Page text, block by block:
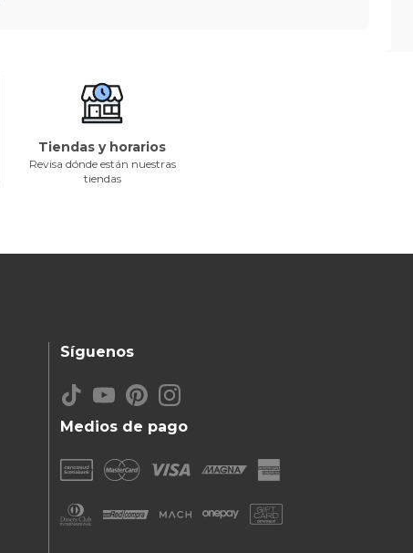
Tiendas y horarios
Revisa dónde están nuestras
tiendas
Medios de pago
Síguenos